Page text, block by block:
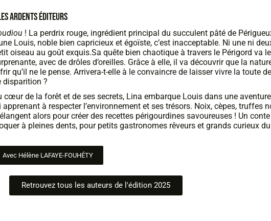
ARDENTS ÉDITEURS
! La perdrix rouge, ingrédient principal du succulent pâté de
Louis, noble bien capricieux et égoïste, c’est inacceptable. Ni une ni
oiseau au goût exquis.Sa quête bien chaotique à travers le Périgord va
avec de drôles d’oreilles. Grâce à elle, il va découvrir que la
qu’il ne le pense. Arrivera-t-elle à le convaincre de laisser vivre la toute
disparition ?
cœur de la forêt et de ses secrets, Lina embarque Louis dans une
apprenant à respecter l’environnement et ses trésors. Noix, cèpes, truffes
alors pour créer des recettes périgourdines savoureuses ! Un
à pleines dents, pour petits gastronomes rêveurs et grands curieux
Avec Hélène LAFAYE-FOUHÉTY
Retrouvez tous les auteurs de l'édition 2025